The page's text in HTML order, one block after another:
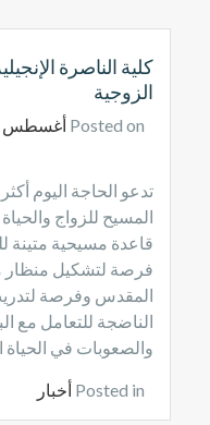
كلية الناصرة
الزوجية
Posted on أغسطس 27, 2014
تدعو الحاجة اليوم
المسيح للزواج
قاعدة مسيحية متينة
فرصة لتشكيل منظار
المقدس وفرصة
الناضجة للتعامل مع
والصعوبات في الحياة
Posted in أخبار